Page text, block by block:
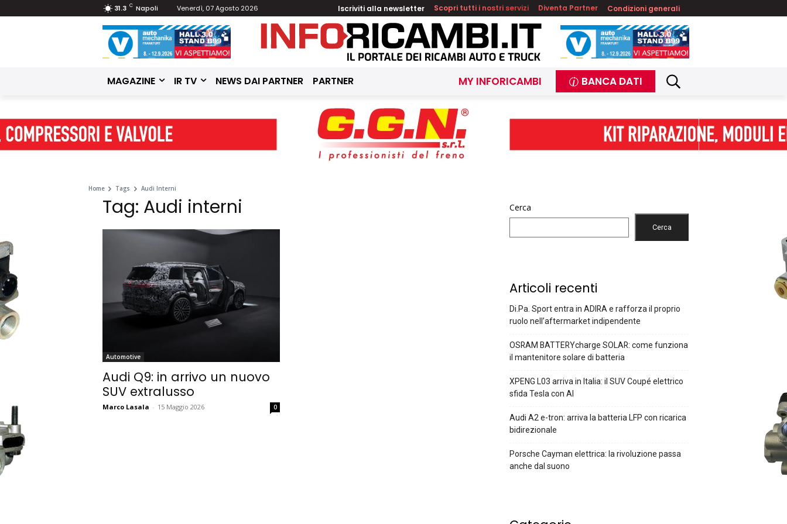
31.3 C Napoli Venerdì, 07 Agosto 2026 Iscriviti alla newsletter Scopri tutti i nostri servizi Diventa Partner Condizioni generali
MAGAZINE IR TV NEWS DAI PARTNER PARTNER MY INFORICAMBI BANCA DATI
Home Tags Audi Interni
Tag: Audi interni
Automotive
Audi Q9: in arrivo un nuovo
SUV extralusso
Marco Lasala - 15 Maggio 2026 0
Cerca
Cerca
Articoli recenti
Di.Pa. Sport entra in ADIRA e rafforza il proprio
ruolo nell’aftermarket indipendente
OSRAM BATTERYcharge SOLAR: come funziona
il mantenitore solare di batteria
XPENG L03 arriva in Italia: il SUV Coupé elettrico
sfida Tesla con AI
Audi A2 e-tron: arriva la batteria LFP con ricarica
bidirezionale
Porsche Cayman elettrica: la rivoluzione passa
anche dal suono